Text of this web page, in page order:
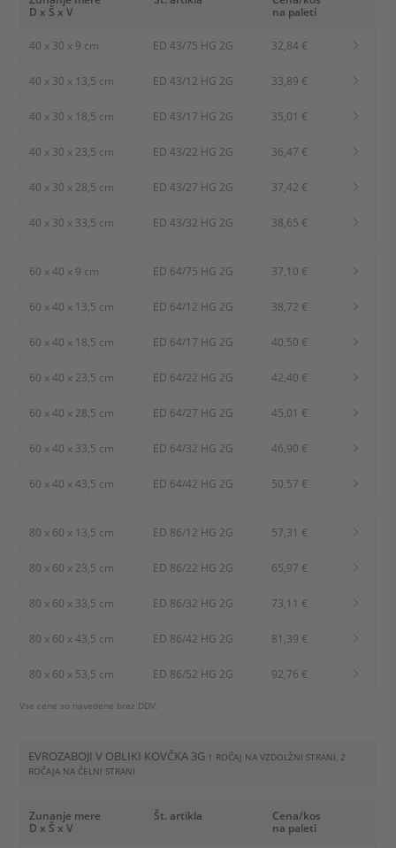
D x Š x V
na paleti
40 x 30 x 9 cm ED 43/75 HG 2G 32,84 €
40 x 30 x 13,5 cm ED 43/12 HG 2G 33,89 €
40 x 30 x 18,5 cm ED 43/17 HG 2G 35,01 €
40 x 30 x 23,5 cm ED 43/22 HG 2G 36,47 €
40 x 30 x 28,5 cm ED 43/27 HG 2G 37,42 €
40 x 30 x 33,5 cm ED 43/32 HG 2G 38,65 €
60 x 40 x 9 cm ED 64/75 HG 2G 37,10 €
60 x 40 x 13,5 cm ED 64/12 HG 2G 38,72 €
60 x 40 x 18,5 cm ED 64/17 HG 2G 40,50 €
60 x 40 x 23,5 cm ED 64/22 HG 2G 42,40 €
60 x 40 x 28,5 cm ED 64/27 HG 2G 45,01 €
60 x 40 x 33,5 cm ED 64/32 HG 2G 46,90 €
60 x 40 x 43,5 cm ED 64/42 HG 2G 50,57 €
80 x 60 x 13,5 cm ED 86/12 HG 2G 57,31 €
80 x 60 x 23,5 cm ED 86/22 HG 2G 65,97 €
80 x 60 x 33,5 cm ED 86/32 HG 2G 73,11 €
80 x 60 x 43,5 cm ED 86/42 HG 2G 81,39 €
80 x 60 x 53,5 cm ED 86/52 HG 2G 92,76 €
Vse cene so navedene brez DDV.
EVROZABOJI V OBLIKI KOVČKA 3G 1 ROČAJ NA VZDOLŽNI STRANI, 2
ROČAJA NA ČELNI STRANI
Zunanje mere
D x Š x V
Št. artikla
Cena/kos
na paleti